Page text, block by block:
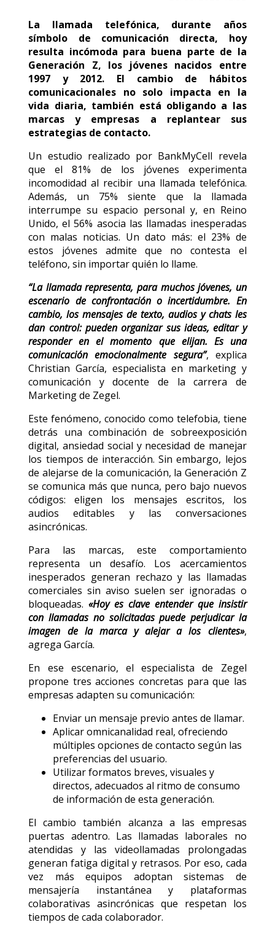
La llamada telefónica, durante años
símbolo de comunicación directa, hoy
resulta incómoda para buena parte de la
Generación Z, los jóvenes nacidos entre
1997 y 2012. El cambio de hábitos
comunicacionales no solo impacta en la
vida diaria, también está obligando a las
marcas y empresas a replantear sus
estrategias de contacto.
Un estudio realizado por BankMyCell revela
que el 81% de los jóvenes experimenta
incomodidad al recibir una llamada telefónica.
Además, un 75% siente que la llamada
interrumpe su espacio personal y, en Reino
Unido, el 56% asocia las llamadas inesperadas
con malas noticias. Un dato más: el 23% de
estos jóvenes admite que no contesta el
teléfono, sin importar quién lo llame.
“La llamada representa, para muchos jóvenes, un
escenario de confrontación o incertidumbre. En
cambio, los mensajes de texto, audios y chats les
dan control: pueden organizar sus ideas, editar y
responder en el momento que elijan. Es una
comunicación emocionalmente segura”, explica
Christian García, especialista en marketing y
comunicación y docente de la carrera de
Marketing de Zegel.
Este fenómeno, conocido como telefobia, tiene
detrás una combinación de sobreexposición
digital, ansiedad social y necesidad de manejar
los tiempos de interacción. Sin embargo, lejos
de alejarse de la comunicación, la Generación Z
se comunica más que nunca, pero bajo nuevos
códigos: eligen los mensajes escritos, los
audios editables y las conversaciones
asincrónicas.
Para las marcas, este comportamiento
representa un desafío. Los acercamientos
inesperados generan rechazo y las llamadas
comerciales sin aviso suelen ser ignoradas o
bloqueadas. «Hoy es clave entender que insistir
con llamadas no solicitadas puede perjudicar la
imagen de la marca y alejar a los clientes»,
agrega García.
En ese escenario, el especialista de Zegel
propone tres acciones concretas para que las
empresas adapten su comunicación:
Enviar un mensaje previo antes de llamar.
Aplicar omnicanalidad real, ofreciendo
múltiples opciones de contacto según las
preferencias del usuario.
Utilizar formatos breves, visuales y
directos, adecuados al ritmo de consumo
de información de esta generación.
El cambio también alcanza a las empresas
puertas adentro. Las llamadas laborales no
atendidas y las videollamadas prolongadas
generan fatiga digital y retrasos. Por eso, cada
vez más equipos adoptan sistemas de
mensajería instantánea y plataformas
colaborativas asincrónicas que respetan los
tiempos de cada colaborador.